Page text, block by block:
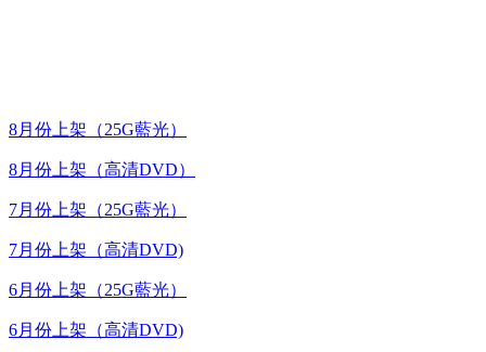
8月份上架（25G藍光）
8月份上架（高清DVD）
7月份上架（25G藍光）
7月份上架（高清DVD)
6月份上架（25G藍光）
6月份上架（高清DVD)